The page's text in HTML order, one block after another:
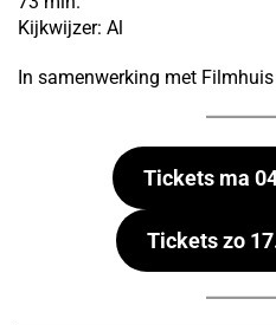
Kijkwijzer: Al
In samenwerking met Filmhuis
Tickets ma
Tickets zo